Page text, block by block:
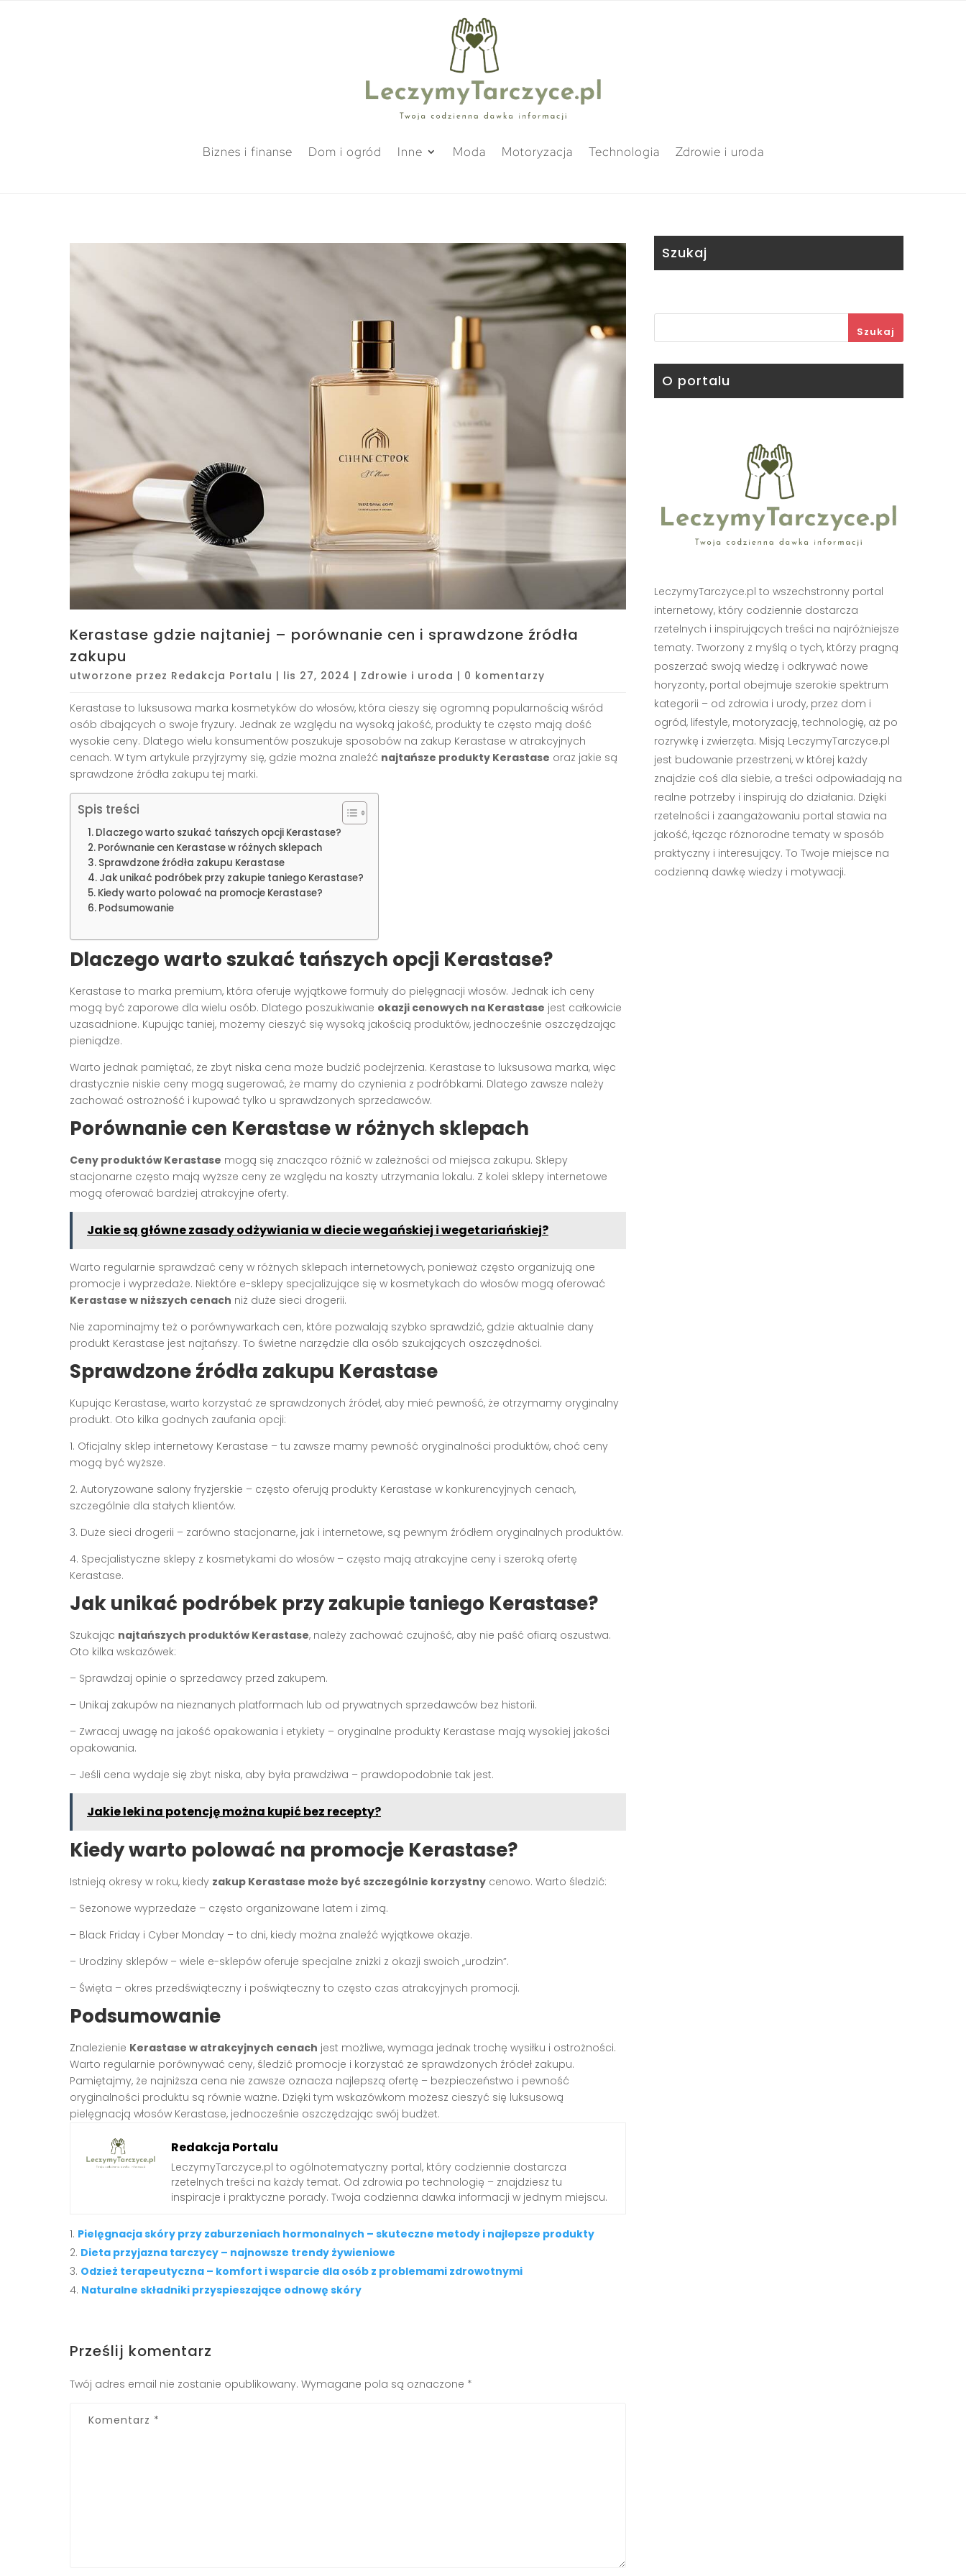
Biznes i finanse Dom i ogród Inne Moda Motoryzacja Technologia Zdrowie i uroda
Kerastase gdzie najtaniej – porównanie cen i sprawdzone źródła
zakupu
utworzone przez Redakcja Portalu | lis 27, 2024 | Zdrowie i uroda | 0 komentarzy
Kerastase to luksusowa marka kosmetyków do włosów, która cieszy się ogromną popularnością wśród
osób dbających o swoje fryzury. Jednak ze względu na wysoką jakość, produkty te często mają dość
wysokie ceny. Dlatego wielu konsumentów poszukuje sposobów na zakup Kerastase w atrakcyjnych
cenach. W tym artykule przyjrzymy się, gdzie można znaleźć najtańsze produkty Kerastase oraz jakie są
sprawdzone źródła zakupu tej marki.
Spis treści
Dlaczego warto szukać tańszych opcji Kerastase?
Porównanie cen Kerastase w różnych sklepach
Sprawdzone źródła zakupu Kerastase
Jak unikać podróbek przy zakupie taniego Kerastase?
Kiedy warto polować na promocje Kerastase?
Podsumowanie
Dlaczego warto szukać tańszych opcji Kerastase?
Kerastase to marka premium, która oferuje wyjątkowe formuły do pielęgnacji włosów. Jednak ich ceny
mogą być zaporowe dla wielu osób. Dlatego poszukiwanie okazji cenowych na Kerastase jest całkowicie
uzasadnione. Kupując taniej, możemy cieszyć się wysoką jakością produktów, jednocześnie oszczędzając
pieniądze.
Warto jednak pamiętać, że zbyt niska cena może budzić podejrzenia. Kerastase to luksusowa marka, więc
drastycznie niskie ceny mogą sugerować, że mamy do czynienia z podróbkami. Dlatego zawsze należy
zachować ostrożność i kupować tylko u sprawdzonych sprzedawców.
Porównanie cen Kerastase w różnych sklepach
Ceny produktów Kerastase mogą się znacząco różnić w zależności od miejsca zakupu. Sklepy
stacjonarne często mają wyższe ceny ze względu na koszty utrzymania lokalu. Z kolei sklepy internetowe
mogą oferować bardziej atrakcyjne oferty.
Jakie są główne zasady odżywiania w diecie wegańskiej i wegetariańskiej?
Warto regularnie sprawdzać ceny w różnych sklepach internetowych, ponieważ często organizują one
promocje i wyprzedaże. Niektóre e-sklepy specjalizujące się w kosmetykach do włosów mogą oferować
Kerastase w niższych cenach niż duże sieci drogerii.
Nie zapominajmy też o porównywarkach cen, które pozwalają szybko sprawdzić, gdzie aktualnie dany
produkt Kerastase jest najtańszy. To świetne narzędzie dla osób szukających oszczędności.
Sprawdzone źródła zakupu Kerastase
Kupując Kerastase, warto korzystać ze sprawdzonych źródeł, aby mieć pewność, że otrzymamy oryginalny
produkt. Oto kilka godnych zaufania opcji:
1. Oficjalny sklep internetowy Kerastase – tu zawsze mamy pewność oryginalności produktów, choć ceny
mogą być wyższe.
2. Autoryzowane salony fryzjerskie – często oferują produkty Kerastase w konkurencyjnych cenach,
szczególnie dla stałych klientów.
3. Duże sieci drogerii – zarówno stacjonarne, jak i internetowe, są pewnym źródłem oryginalnych produktów.
4. Specjalistyczne sklepy z kosmetykami do włosów – często mają atrakcyjne ceny i szeroką ofertę
Kerastase.
Jak unikać podróbek przy zakupie taniego Kerastase?
Szukając najtańszych produktów Kerastase, należy zachować czujność, aby nie paść ofiarą oszustwa.
Oto kilka wskazówek:
– Sprawdzaj opinie o sprzedawcy przed zakupem.
– Unikaj zakupów na nieznanych platformach lub od prywatnych sprzedawców bez historii.
– Zwracaj uwagę na jakość opakowania i etykiety – oryginalne produkty Kerastase mają wysokiej jakości
opakowania.
– Jeśli cena wydaje się zbyt niska, aby była prawdziwa – prawdopodobnie tak jest.
Jakie leki na potencję można kupić bez recepty?
Kiedy warto polować na promocje Kerastase?
Istnieją okresy w roku, kiedy zakup Kerastase może być szczególnie korzystny cenowo. Warto śledzić:
– Sezonowe wyprzedaże – często organizowane latem i zimą.
– Black Friday i Cyber Monday – to dni, kiedy można znaleźć wyjątkowe okazje.
– Urodziny sklepów – wiele e-sklepów oferuje specjalne zniżki z okazji swoich „urodzin”.
– Święta – okres przedświąteczny i poświąteczny to często czas atrakcyjnych promocji.
Podsumowanie
Znalezienie Kerastase w atrakcyjnych cenach jest możliwe, wymaga jednak trochę wysiłku i ostrożności.
Warto regularnie porównywać ceny, śledzić promocje i korzystać ze sprawdzonych źródeł zakupu.
Pamiętajmy, że najniższa cena nie zawsze oznacza najlepszą ofertę – bezpieczeństwo i pewność
oryginalności produktu są równie ważne. Dzięki tym wskazówkom możesz cieszyć się luksusową
pielęgnacją włosów Kerastase, jednocześnie oszczędzając swój budżet.
Redakcja Portalu
LeczymyTarczyce.pl to ogólnotematyczny portal, który codziennie dostarcza
rzetelnych treści na każdy temat. Od zdrowia po technologię – znajdziesz tu
inspiracje i praktyczne porady. Twoja codzienna dawka informacji w jednym miejscu.
Pielęgnacja skóry przy zaburzeniach hormonalnych – skuteczne metody i najlepsze produkty
Dieta przyjazna tarczycy – najnowsze trendy żywieniowe
Odzież terapeutyczna – komfort i wsparcie dla osób z problemami zdrowotnymi
Naturalne składniki przyspieszające odnowę skóry
Prześlij komentarz
Twój adres email nie zostanie opublikowany. Wymagane pola są oznaczone *
Szukaj
Szukaj
O portalu
LeczymyTarczyce.pl to wszechstronny portal
internetowy, który codziennie dostarcza
rzetelnych i inspirujących treści na najróżniejsze
tematy. Tworzony z myślą o tych, którzy pragną
poszerzać swoją wiedzę i odkrywać nowe
horyzonty, portal obejmuje szerokie spektrum
kategorii – od zdrowia i urody, przez dom i
ogród, lifestyle, motoryzację, technologię, aż po
rozrywkę i zwierzęta. Misją LeczymyTarczyce.pl
jest budowanie przestrzeni, w której każdy
znajdzie coś dla siebie, a treści odpowiadają na
realne potrzeby i inspirują do działania. Dzięki
rzetelności i zaangażowaniu portal stawia na
jakość, łącząc różnorodne tematy w sposób
praktyczny i interesujący. To Twoje miejsce na
codzienną dawkę wiedzy i motywacji.